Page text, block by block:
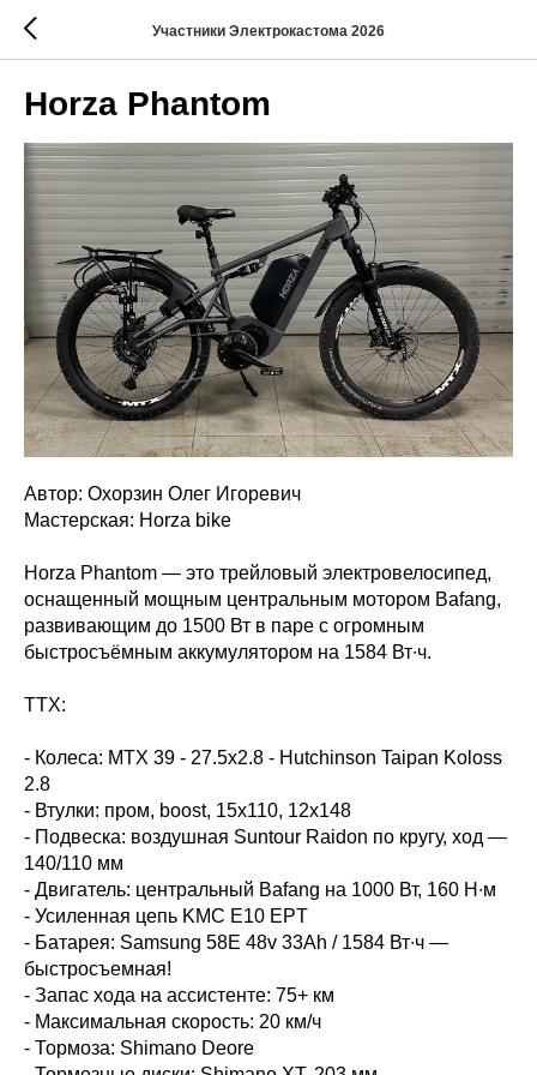
Участники Электрокастома 2026
Horza Phantom
Автор: Охорзин Олег Игоревич
Мастерская: Horza bike
Horza Phantom — это трейловый электровелосипед,
оснащенный мощным центральным мотором Bafang,
развивающим до 1500 Вт в паре с огромным
быстросъёмным аккумулятором на 1584 Вт∙ч.
ТТХ:
- Колеса: MTX 39 - 27.5х2.8 - Hutchinson Taipan Koloss
2.8
- Втулки: пром, boost, 15х110, 12х148
- Подвеска: воздушная Suntour Raidon по кругу, ход —
140/110 мм
- Двигатель: центральный Bafang на 1000 Вт, 160 Н∙м
- Усиленная цепь KMC E10 EPT
- Батарея: Samsung 58E 48v 33Ah / 1584 Вт∙ч —
быстросъемная!
- Запас хода на ассистенте: 75+ км
- Максимальная скорость: 20 км/ч
- Тормоза: Shimano Deore